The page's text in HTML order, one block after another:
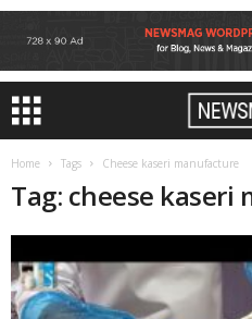
Home Tags Cheese kaseri manufacture
Tag: cheese